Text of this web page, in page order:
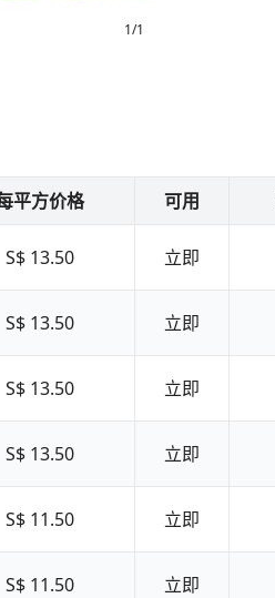
1/1
平方价格 可用
S$ 13.50 立即
S$ 13.50 立即
S$ 13.50 立即
S$ 13.50 立即
S$ 11.50 立即
S$ 11.50 立即